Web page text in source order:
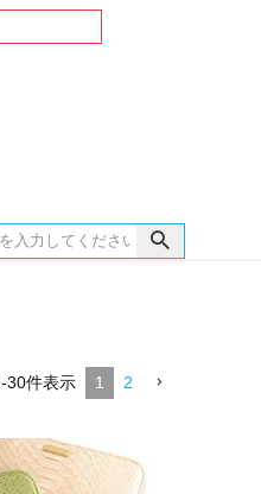
-30件表示 1 2